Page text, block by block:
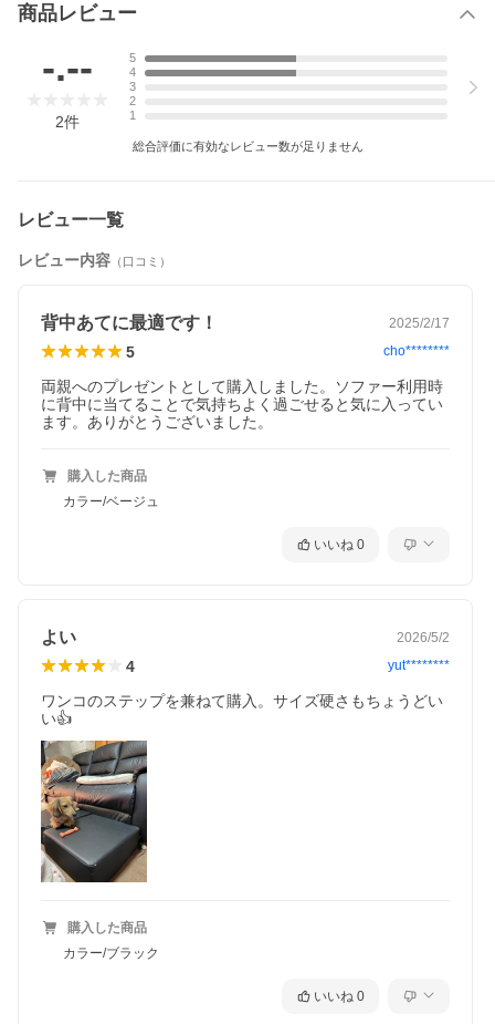
商品レビュー
-.--
2件
5
4
3
2
1
総合評価に有効なレビュー数が足りません
レビュー一覧
レビュー内容 （口コミ）
背中あてに最適です！ 2025/2/17
5 cho********
両親へのプレゼントとして購入しました。ソファー利用時
に背中に当てることで気持ちよく過ごせると気に入ってい
ます。ありがとうございました。
購入した商品
カラー/ベージュ
いいね 0
よい 2026/5/2
4 yut********
ワンコのステップを兼ねて購入。サイズ硬さもちょうどい
い👍
購入した商品
カラー/ブラック
いいね 0